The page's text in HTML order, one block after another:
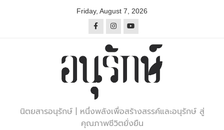
Friday, August 7, 2026
นิตยสารอนุรักษ์ | หนึ่งพลังเพื่อสร้างสรรค์และอนุรักษ์ สู่
คุณภาพชีวิตยั่งยืน